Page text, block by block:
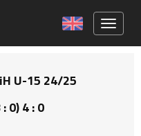
U-15 24/25
: 0) 4 : 0